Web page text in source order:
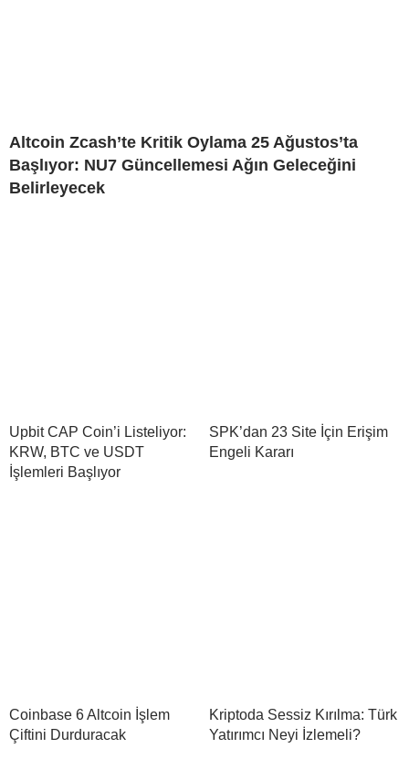
Altcoin Zcash’te Kritik Oylama 25 Ağustos’ta
Başlıyor: NU7 Güncellemesi Ağın Geleceğini
Belirleyecek
Upbit CAP Coin’i Listeliyor:
KRW, BTC ve USDT
İşlemleri Başlıyor
SPK’dan 23 Site İçin Erişim
Engeli Kararı
Coinbase 6 Altcoin İşlem
Çiftini Durduracak
Kriptoda Sessiz Kırılma: Türk
Yatırımcı Neyi İzlemeli?